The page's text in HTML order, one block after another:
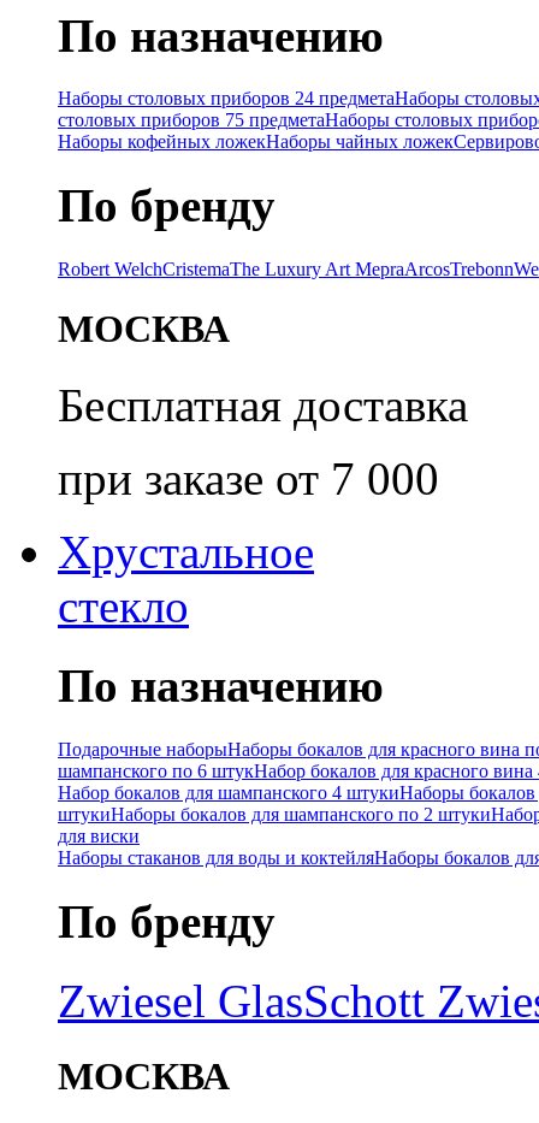
По назначению
Наборы столовых приборов 24 предметаНаборы
столовых приборов 75 предметаНаборы столовых
Наборы кофейных ложекНаборы чайных ложек
По бренду
Robert WelchCristemaThe Luxury Art MepraArcosTrebonn
МОСКВА
Бесплатная доставка
при заказе от 7 000
Хрустальное
стекло
По назначению
Подарочные наборыНаборы бокалов для красного вина
шампанского по 6 штукНабор бокалов для красного
Набор бокалов для шампанского 4 штукиНаборы бокалов
штукиНаборы бокалов для шампанского по 2 штуки
для виски
Наборы стаканов для воды и коктейляНаборы бокалов
По бренду
Zwiesel GlasSchott
МОСКВА